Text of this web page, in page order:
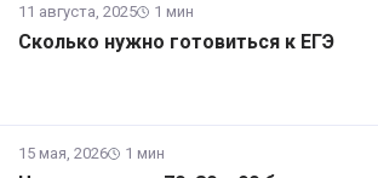
11 августа, 2025 1 мин
Сколько нужно готовиться к ЕГЭ
15 мая, 2026 1 мин